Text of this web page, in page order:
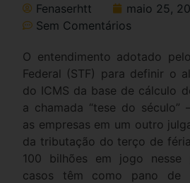
Fenaserhtt
maio 25,
Sem Comentários
O entendimento adotado
Federal (STF) para definir o
do ICMS da base de cálculo
a chamada “tese do século”
as empresas em um outro
da tributação do terço de
100 bilhões em jogo nesse
casos têm como pano de